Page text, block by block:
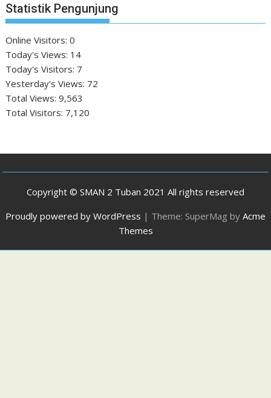
Statistik Pengunjung
Online Visitors:0
Today's Views: 14
Today's Visitors: 7
Yesterday's Views: 72
Total Views:9,563
Total Visitors: 7,120
Copyright © SMAN 2 Tuban 2021 All rights reserved
Proudly powered by WordPress | Theme: SuperMag by Acme
Themes